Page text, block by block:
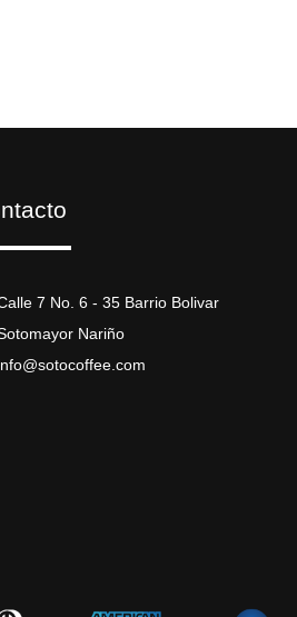
7 No. 6 - 35 Barrio Bolivar
Nariño